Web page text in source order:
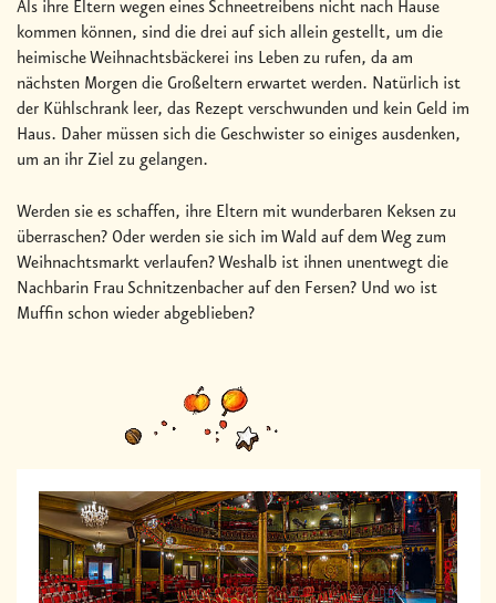
Als ihre Eltern wegen eines Schneetreibens nicht nach Hause
kommen können, sind die drei auf sich allein gestellt, um die
heimische Weihnachtsbäckerei ins Leben zu rufen, da am
nächsten Morgen die Großeltern erwartet werden. Natürlich ist
der Kühlschrank leer, das Rezept verschwunden und kein Geld im
Haus. Daher müssen sich die Geschwister so einiges ausdenken,
um an ihr Ziel zu gelangen.
Werden sie es schaffen, ihre Eltern mit wunderbaren Keksen zu
überraschen? Oder werden sie sich im Wald auf dem Weg zum
Weihnachtsmarkt verlaufen? Weshalb ist ihnen unentwegt die
Nachbarin Frau Schnitzenbacher auf den Fersen? Und wo ist
Muffin schon wieder abgeblieben?